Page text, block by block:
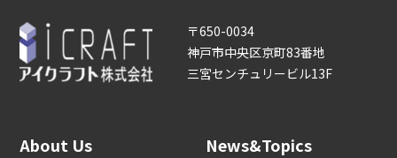
〒650-0034
神戸市中央区京町83番地
三宮センチュリービル13F
About Us News&Topics